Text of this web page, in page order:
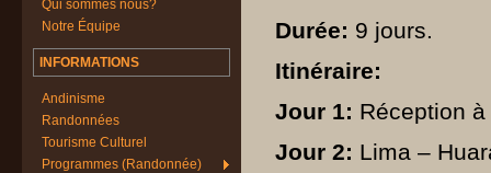
Qui sommes nous?
Notre Équipe
INFORMATIONS
Andinisme
Randonnées
Tourisme Culturel
Programmes (Randonnée)
Durée: 9 jours.
Itinéraire:
Jour 1: Réception à
Jour 2: Lima –